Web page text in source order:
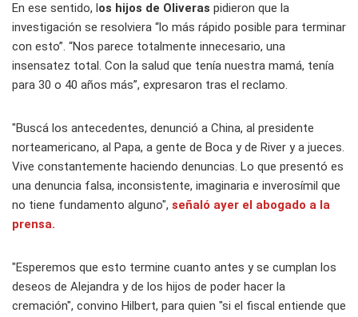
En ese sentido, los hijos de Oliveras pidieron que la
investigación se resolviera “lo más rápido posible para terminar
con esto”. “Nos parece totalmente innecesario, una
insensatez total. Con la salud que tenía nuestra mamá, tenía
para 30 o 40 años más”, expresaron tras el reclamo.
"Buscá los antecedentes, denunció a China, al presidente
norteamericano, al Papa, a gente de Boca y de River y a jueces.
Vive constantemente haciendo denuncias. Lo que presentó es
una denuncia falsa, inconsistente, imaginaria e inverosímil que
no tiene fundamento alguno", señaló ayer el abogado a la
prensa.
"Esperemos que esto termine cuanto antes y se cumplan los
deseos de Alejandra y de los hijos de poder hacer la
cremación", convino Hilbert, para quien "si el fiscal entiende que